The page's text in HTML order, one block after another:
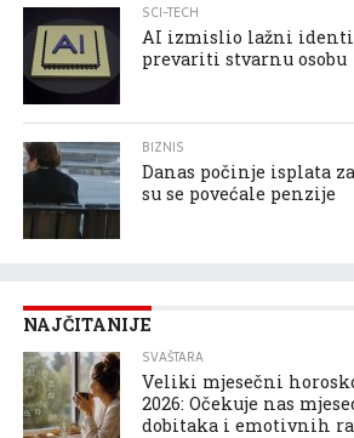
SCI-TECH
AI izmislio lažni
prevariti stvarnu osobu
BIZNIS
Danas počinje isplata
su se povećale penzije
NAJČITANIJE
SVAŠTARA
Veliki mjesečni
2026: Očekuje nas
dobitaka i emotivnih